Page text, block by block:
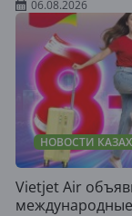
06.08.2026
НОВОСТИ
Vietjet Air